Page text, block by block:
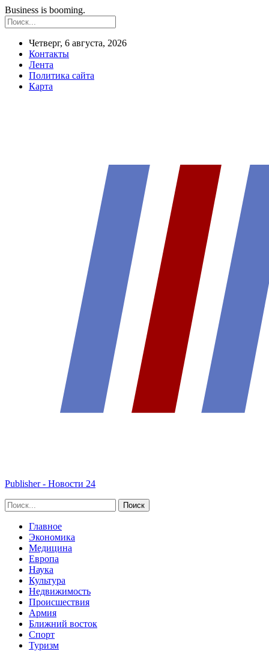
Business is booming.
Четверг, 6 августа, 2026
Контакты
Лента
Политика сайта
Карта
Publisher - Новости 24
Главное
Экономика
Медицина
Европа
Наука
Культура
Недвижимость
Происшествия
Армия
Ближний восток
Спорт
Туризм